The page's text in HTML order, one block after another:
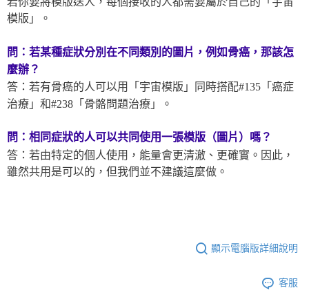
模版」。
問：若某種症狀分別在不同類別的圖片，例如骨癌，那該怎
麼辦？
答：若有骨癌的人可以用「宇宙模版」同時搭配#135「癌症
治療」和#238「骨骼問題治療」。
問：相同症狀的人可以共同使用一張模版（圖片）嗎？
答：若由特定的個人使用，能量會更清澈、更確實。因此，
雖然共用是可以的，但我們並不建議這麼做。
顯示電腦版詳細說明
客服